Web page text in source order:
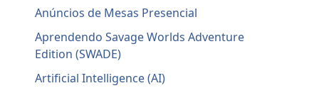
Anúncios de Mesas Presencial
Aprendendo Savage Worlds Adventure
Edition (SWADE)
Artificial Intelligence (AI)